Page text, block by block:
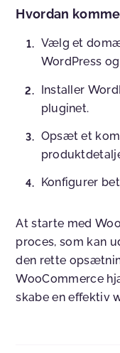
Hvordan
Vælg et
WordPress
Installer
pluginet.
Opsæt et
Konfigurer
At starte med
proces, som kan
den rette
WooCommerce
skabe en effektiv